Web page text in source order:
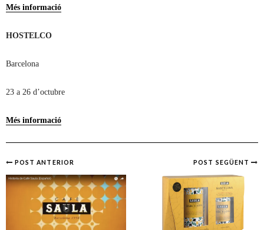
Més informació
HOSTELCO
Barcelona
23 a 26 d’octubre
Més informació
Post
navigation
POST SEGÜENT
POST ANTERIOR